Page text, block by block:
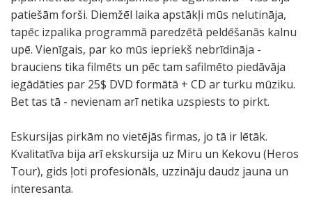
patiešām forši. Diemžēl laika apstākļi mūs nelutināja,
tapēc izpalika programmā paredzētā peldēšanās kalnu
upē. Vienīgais, par ko mūs iepriekš nebrīdināja -
brauciens tika filmēts un pēc tam safilmēto piedāvāja
iegādāties par 25$ DVD formātā + CD ar turku mūziku.
Bet tas tā - nevienam arī netika uzspiests to pirkt.
Eskursijas pirkām no vietējās firmas, jo tā ir lētāk.
Kvalitatīva bija arī ekskursija uz Miru un Kekovu (Heros
Tour), gids ļoti profesionāls, uzzināju daudz jauna un
interesanta.